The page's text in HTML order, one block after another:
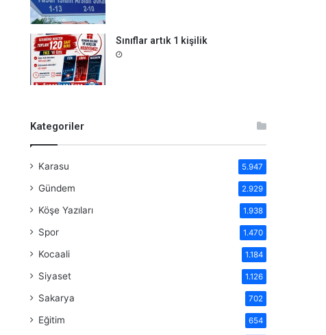
Sınıflar artık 1 kişilik
Kategoriler
Karasu 5.947
Gündem 2.929
Köşe Yazıları 1.938
Spor 1.470
Kocaali 1.184
Siyaset 1.126
Sakarya 702
Eğitim 654